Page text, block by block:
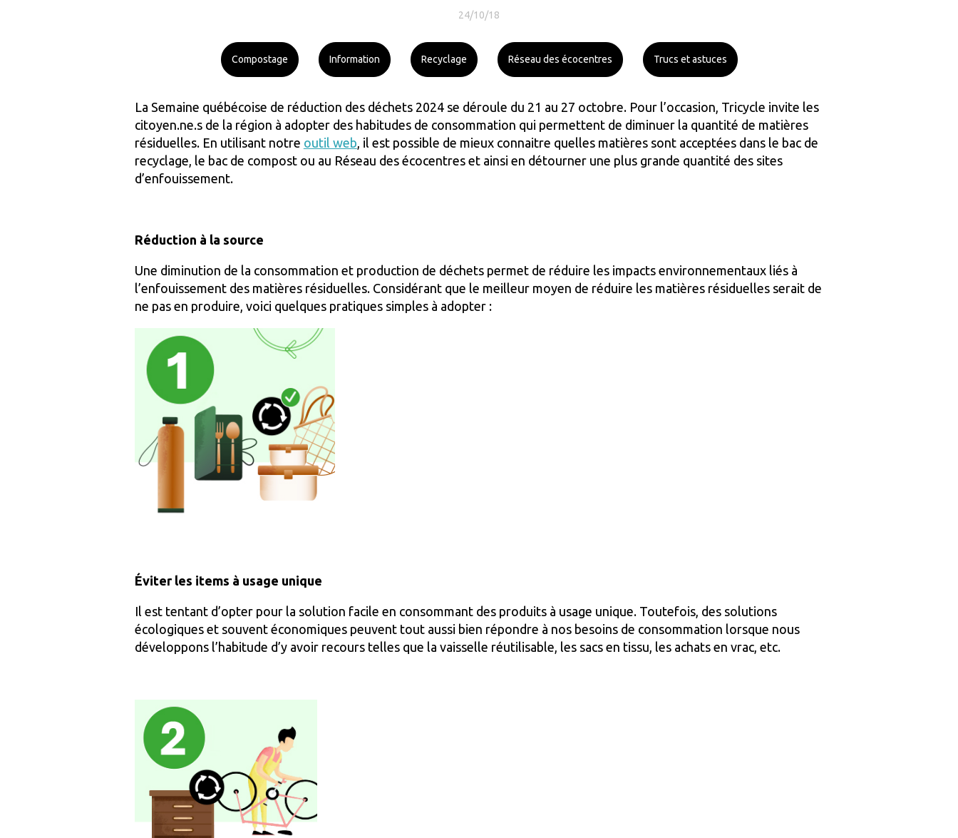
24/10/18
Compostage Information Recyclage Réseau des écocentres Trucs et astuces
La Semaine québécoise de réduction des déchets 2024 se déroule du 21 au 27 octobre. Pour l’occasion, Tricycle invite les
citoyen.ne.s de la région à adopter des habitudes de consommation qui permettent de diminuer la quantité de matières
résiduelles. En utilisant notre outil web il est possible de mieux connaitre quelles matières sont acceptées dans le bac de
recyclage, le bac de compost ou au Réseau des écocentres et ainsi en détourner une plus grande quantité des sites
d’enfouissement.
Réduction à la source
Une diminution de la consommation et production de déchets permet de réduire les impacts environnementaux liés à
l’enfouissement des matières résiduelles. Considérant que le meilleur moyen de réduire les matières résiduelles serait de
ne pas en produire, voici quelques pratiques simples à adopter :
Éviter les items à usage unique
Il est tentant d’opter pour la solution facile en consommant des produits à usage unique. Toutefois, des solutions
écologiques et souvent économiques peuvent tout aussi bien répondre à nos besoins de consommation lorsque nous
développons l’habitude d’y avoir recours telles que la vaisselle réutilisable, les sacs en tissu, les achats en vrac, etc.